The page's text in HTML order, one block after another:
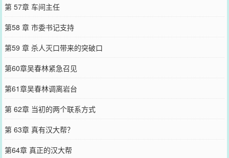
第 57章 车间主任
第58 章 市委书记支持
第59 章 杀人灭口带来的突破口
第60章吴春林紧急召见
第61章吴春林调离岩台
第 62章 当初的两个联系方式
第 63章 真有汉大帮？
第64章 真正的汉大帮